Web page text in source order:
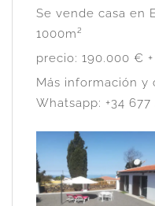
Se vende casa en
1000m²
precio: 190.000 €
Más información y
Whatsapp: +34 677